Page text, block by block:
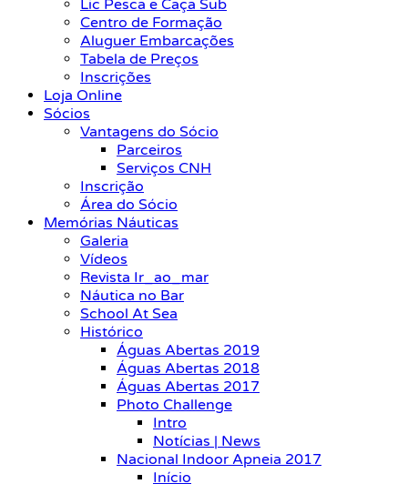
Lic Pesca e Caça Sub
Centro de Formação
Aluguer Embarcações
Tabela de Preços
Inscrições
Loja Online
Sócios
Vantagens do Sócio
Parceiros
Serviços CNH
Inscrição
Área do Sócio
Memórias Náuticas
Galeria
Vídeos
Revista Ir_ao_mar
Náutica no Bar
School At Sea
Histórico
Águas Abertas 2019
Águas Abertas 2018
Águas Abertas 2017
Photo Challenge
Intro
Notícias | News
Nacional Indoor Apneia 2017
Início